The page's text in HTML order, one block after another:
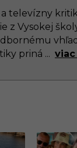
a televízny
z Vysokej
priná ...